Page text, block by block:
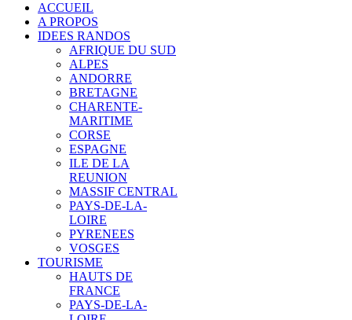
ACCUEIL
A PROPOS
IDEES RANDOS
AFRIQUE DU SUD
ALPES
ANDORRE
BRETAGNE
CHARENTE-
MARITIME
CORSE
ESPAGNE
ILE DE LA
REUNION
MASSIF CENTRAL
PAYS-DE-LA-
LOIRE
PYRENEES
VOSGES
TOURISME
HAUTS DE
FRANCE
PAYS-DE-LA-